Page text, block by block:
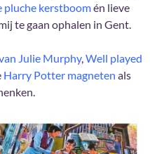
pluche kerstboomén lieve
te gaan ophalen in Gent.
Julie Murphy,Well played
Harry Potter magneten als